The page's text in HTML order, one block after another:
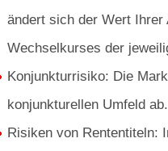
ändert sich der Wert
Wechselkurses der
Konjunkturrisiko: Die
konjunkturellen Umfeld ab.
Risiken von Rententiteln: